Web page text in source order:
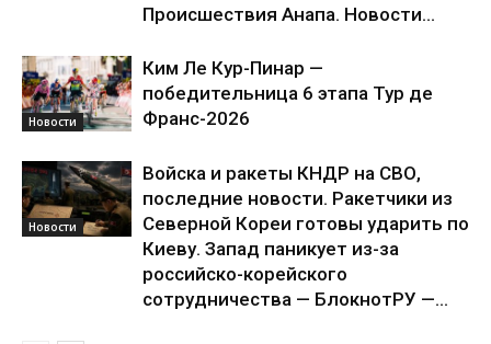
Происшествия Анапа. Новости...
Новости
Ким Ле Кур-Пинар —
победительница 6 этапа Тур де
Франс-2026
Новости
Войска и ракеты КНДР на СВО,
последние новости. Ракетчики из
Северной Кореи готовы ударить по
Киеву. Запад паникует из-за
российско-корейского
сотрудничества — БлокнотРУ —...